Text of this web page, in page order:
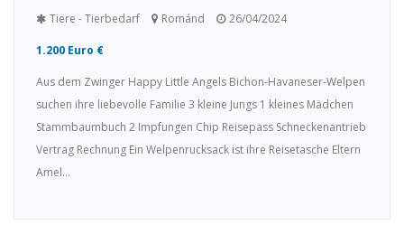
Tiere - Tierbedarf Románd 26/04/2024
1.200 Euro €
Aus dem Zwinger Happy Little Angels Bichon-Havaneser-Welpen
suchen ihre liebevolle Familie 3 kleine Jungs 1 kleines Mädchen
Stammbaumbuch 2 Impfungen Chip Reisepass Schneckenantrieb
Vertrag Rechnung Ein Welpenrucksack ist ihre Reisetasche Eltern
Amel...